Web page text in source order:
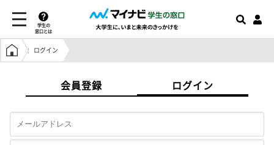
学生の
窓口とは
学生の窓口トップ
ログイン
会員登録 ログイン